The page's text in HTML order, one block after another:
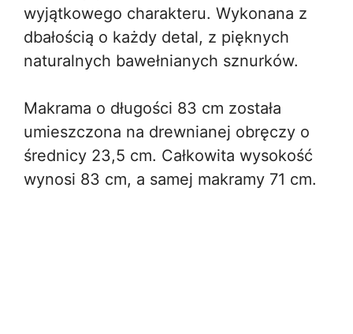
wyjątkowego charakteru. Wykonana z
dbałością o każdy detal, z pięknych
naturalnych bawełnianych sznurków.
Makrama o długości 83 cm została
umieszczona na drewnianej obręczy o
średnicy 23,5 cm. Całkowita wysokość
wynosi 83 cm, a samej makramy 71 cm.